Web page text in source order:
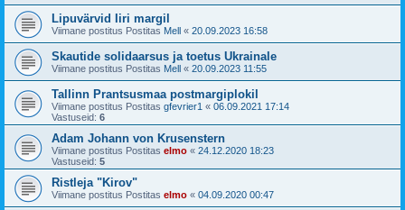
Lipuvärvid Iiri margil
Viimane postitus Postitas Mell « 20.09.2023 16:58
Skautide solidaarsus ja toetus Ukrainale
Viimane postitus Postitas Mell « 20.09.2023 11:55
Tallinn Prantsusmaa postmargiplokil
Viimane postitus Postitas gfevrier1 « 06.09.2021 17:14
Vastuseid: 6
Adam Johann von Krusenstern
Viimane postitus Postitas elmo « 24.12.2020 18:23
Vastuseid: 5
Ristleja "Kirov"
Viimane postitus Postitas elmo « 04.09.2020 00:47